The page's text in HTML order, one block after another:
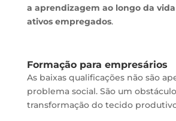
a aprendizagem ao longo da
ativos empregados.
Formação para empresários
As baixas qualificações não são
problema social. São um
transformação do tecido